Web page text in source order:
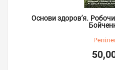
Основи здоров’я.